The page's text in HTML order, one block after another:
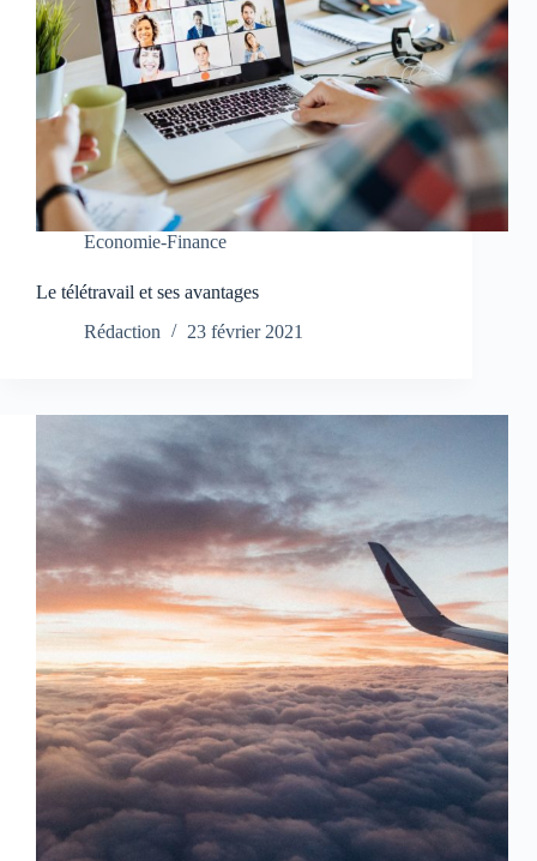
Economie-Finance
Le télétravail et ses avantages
Rédaction
23 février 2021